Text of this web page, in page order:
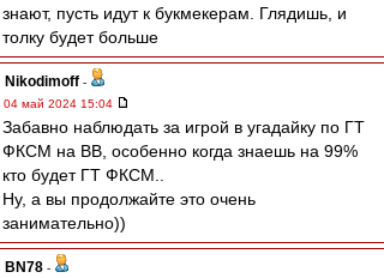
знают, пусть идут к букмекерам. Глядишь, и
толку будет больше
Nikodimoff -
04 май 2024 15:04
Забавно наблюдать за игрой в угадайку по ГТ
ФКСМ на ВВ, особенно когда знаешь на 99%
кто будет ГТ ФКСМ..
Ну, а вы продолжайте это очень
занимательно))
BN78 -